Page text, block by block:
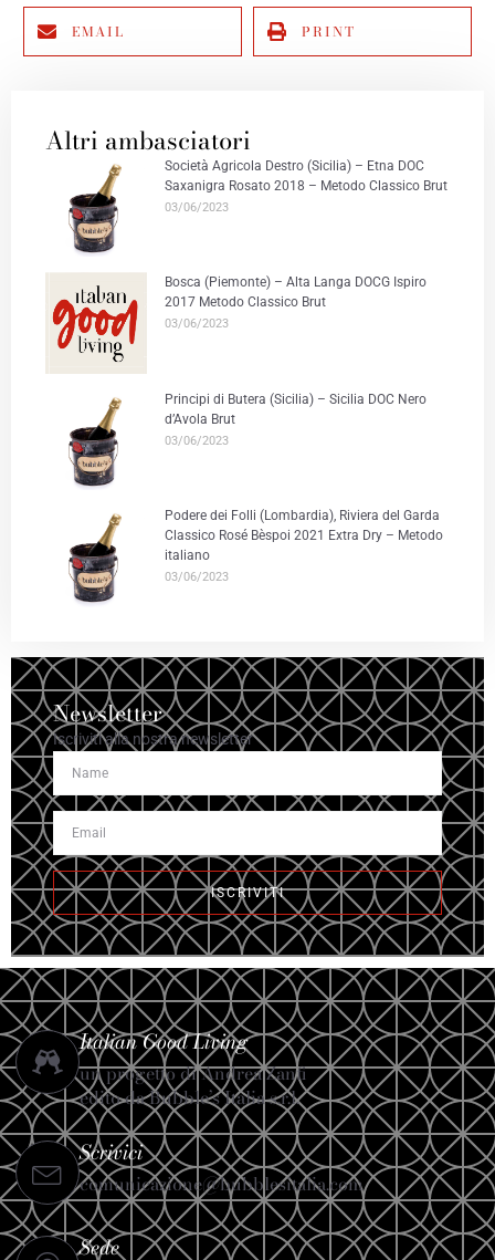
EMAIL PRINT
Altri ambasciatori
Società Agricola Destro (Sicilia) – Etna DOC
Saxanigra Rosato 2018 – Metodo Classico Brut
03/06/2023
Bosca (Piemonte) – Alta Langa DOCG Ispiro
2017 Metodo Classico Brut
03/06/2023
Principi di Butera (Sicilia) – Sicilia DOC Nero
d’Avola Brut
03/06/2023
Podere dei Folli (Lombardia), Riviera del Garda
Classico Rosé Bèspoi 2021 Extra Dry – Metodo
italiano
03/06/2023
Newsletter
Iscriviti alla nostra newsletter
ISCRIVITI
Italian Good Living
un progetto di Andrea Zanfi
edito da Bubble’s Italia s.r.l.
Scrivici
comunicazione@bubblesitalia.com
Sede